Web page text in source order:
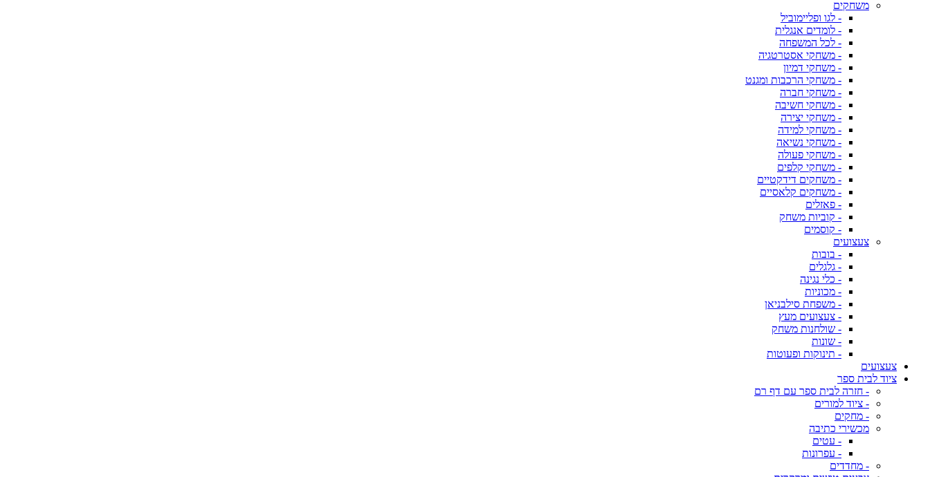
משחקים
- לגו ופליימוביל
- לומדים אנגלית
- לכל המשפחה
- משחקי אסטרטגיה
- משחקי דמיון
- משחקי הרכבות ומגנט
- משחקי חברה
- משחקי חשיבה
- משחקי יצירה
- משחקי למידה
- משחקי נשיאה
- משחקי פעולה
- משחקי קלפים
- משחקים דידקטיים
- משחקים קלאסיים
- פאזלים
- קוביות משחק
- קוסמים
צעצועים
- בובות
- גלגלים
- כלי נגינה
- מכוניות
- משפחת סילבניאן
- צעצועים מעץ
- שולחנות משחק
- שונות
- תינוקות ופעוטות
צעצועים
ציוד לבית ספר
- חזרה לבית ספר עם דף רם
- ציוד למורים
- מחקים
מכשירי כתיבה
- עטים
- עפרונות
- מחדדים